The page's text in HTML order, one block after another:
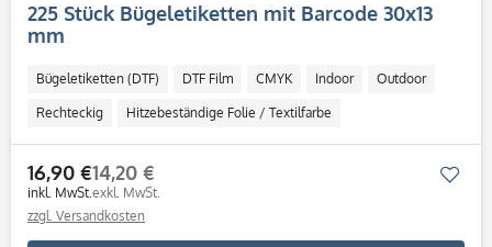
225 Stück Bügeletiketten mit Barcode 30x13
mm
Bügeletiketten (DTF) DTF Film CMYK Indoor Outdoor
Rechteckig Hitzebeständige Folie / Textilfarbe
16,90 €
inkl. MwSt.
14,20 €
exkl. MwSt.
zzgl. Versandkosten